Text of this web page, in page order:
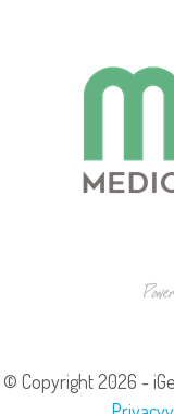
© Copyright 2026 -